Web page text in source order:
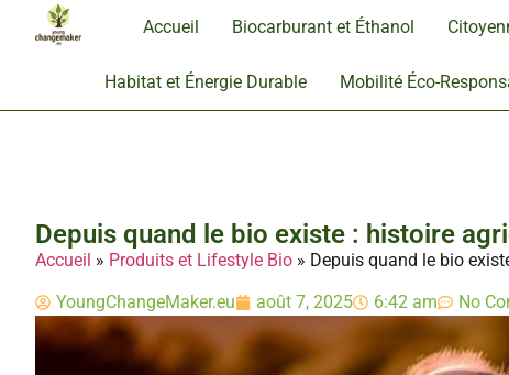
Accueil Biocarburant et Éthanol
Habitat et Énergie Durable Mobilité Éco-
Depuis quand le bio existe : histoire
Accueil » Produits et Lifestyle Bio » Depuis quand le bio
YoungChangeMaker.eu août 7, 2025 6:42 am No